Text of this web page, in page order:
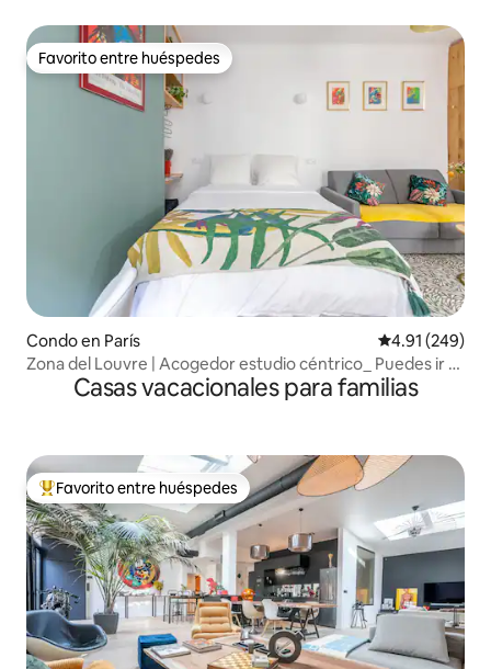
Favorito entre huéspedes
Favorito entre huéspedes
Condo en París Calificación
4.91 (249)
Zona del Louvre | Acogedor estudio céntrico_ Puedes ir a
todas partes caminando
Casas vacacionales para familias
Favorito entre huéspedes preferido
Favorito entre huéspedes